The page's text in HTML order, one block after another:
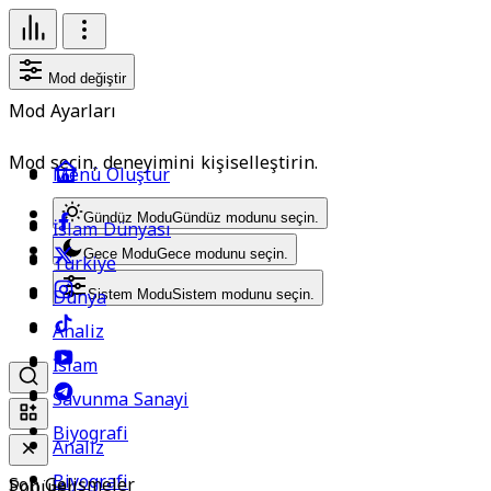
Mod değiştir
Mod Ayarları
Mod seçin, deneyimini kişiselleştirin.
Gündüz ModuGündüz modunu seçin.
Gece ModuGece modunu seçin.
Sistem ModuSistem modunu seçin.
Menü Oluştur
Analiz
Biyografi
İslam Dünyası
Türkiye
Dünya
Analiz
İslam
Savunma Sanayi
Biyografi